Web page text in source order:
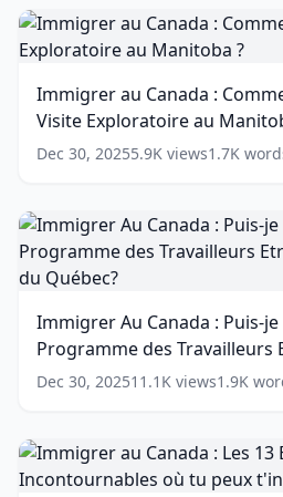
Immigrer
au
Canada
Comment
effectuer
Une
Visite
au
Manitoba
?
12
Immigrer au Canada :
Visite Exploratoire au
Dec 30, 20255.9K views1.7K
Immigrer
Au
Canada
Puis-
je
Postuler
au
des
Travailleurs
Etrangers
Immigrer Au Canada : Puis-
Programme des Travailleurs
Temporaires du Québec? (14
Dec 30, 202511.1K views1.9K
Immigrer
au
Canada